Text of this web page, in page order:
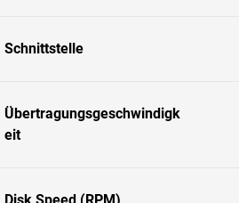
Schnittstelle
Übertragungsgeschwindigk
eit